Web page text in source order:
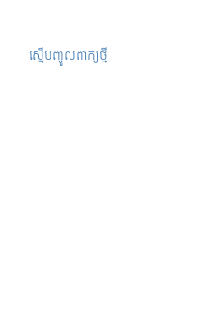
ស្នើបញ្ចូលពាក្យថ្មី